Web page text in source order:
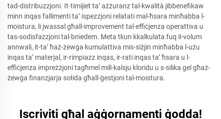
tad-distribuzzjoni. It-timijiet ta’ ażżuranz tal-kwalità jibbenefikaw
minn inqas fallimenti ta’ ispezzjoni relatati mal-ħsara minħabba l-
moistura, li jwassal għall-improvement tal-effiċjenza operattiva u
tas-sodisfazzjoni tal-bniedem. Meta tkun kkalkulata fuq il-volum
annwali, it-ta’ ħaż-żewġa kumulattiva mis-siżjin minħabba l-użu
inqas ta’ materjal, ir-rimpiazz inqas, ir-rati inqas ta’ ħsara u l-
effiċjenza impreżżjoni tagħmel mill-kalsju kloridu u s-silika gel għaż-
żewġa finanzjarja sołida għall-ġestjoni tal-moistura.
Iscriviti għal aġġornamenti ġodda!